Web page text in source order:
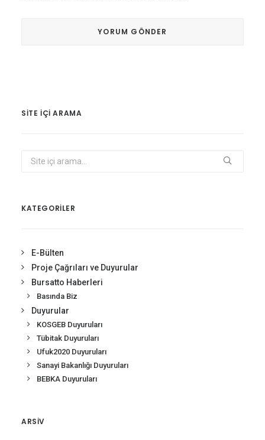
SITE IÇI ARAMA
KATEGORİLER
E-Bülten
Proje Çağrıları ve Duyurular
Bursatto Haberleri
Basında Biz
Duyurular
KOSGEB Duyuruları
Tübitak Duyuruları
Ufuk2020 Duyuruları
Sanayi Bakanlığı Duyuruları
BEBKA Duyuruları
ARSIV